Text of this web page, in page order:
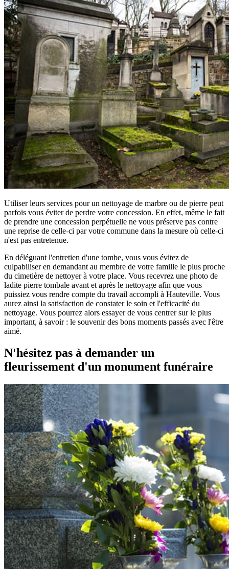
Utiliser leurs services pour un nettoyage de marbre ou de pierre peut
parfois vous éviter de perdre votre concession. En effet, même le fait
de prendre une concession perpétuelle ne vous préserve pas contre
une reprise de celle-ci par votre commune dans la mesure où celle-ci
n'est pas entretenue.
En déléguant l'entretien d'une tombe, vous vous évitez de
culpabiliser en demandant au membre de votre famille le plus proche
du cimetière de nettoyer à votre place. Vous recevrez une photo de
ladite pierre tombale avant et après le nettoyage afin que vous
puissiez vous rendre compte du travail accompli à Hauteville. Vous
aurez ainsi la satisfaction de constater le soin et l'efficacité du
nettoyage. Vous pourrez alors essayer de vous centrer sur le plus
important, à savoir : le souvenir des bons moments passés avec l'être
aimé.
N'hésitez pas à demander un
fleurissement d'un monument funéraire